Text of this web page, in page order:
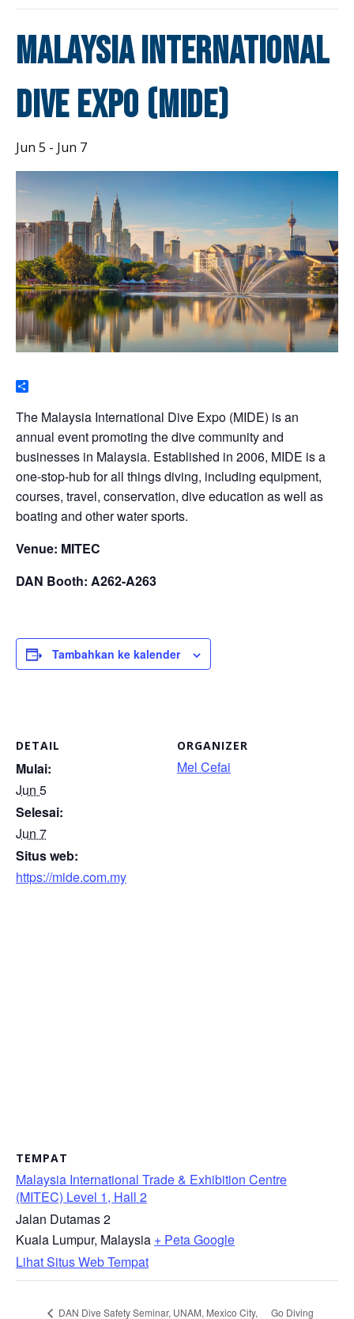
Malaysia International
Dive Expo (MIDE)
Jun 5 - Jun 7
The Malaysia International Dive Expo (MIDE) is an
annual event promoting the dive community and
businesses in Malaysia. Established in 2006, MIDE is a
one-stop-hub for all things diving, including equipment,
courses, travel, conservation, dive education as well as
boating and other water sports.
Venue: MITEC
DAN Booth: A262-A263
Tambahkan ke kalender
DETAIL
Mulai:
Jun 5
Selesai:
Jun 7
Situs web:
https://mide.com.my
ORGANIZER
Mel Cefai
TEMPAT
Malaysia International Trade & Exhibition Centre
(MITEC) Level 1, Hall 2
Jalan Dutamas 2
Kuala Lumpur, Malaysia + Peta Google
Lihat Situs Web Tempat
DAN Dive Safety Seminar, UNAM, Mexico City, Go Diving